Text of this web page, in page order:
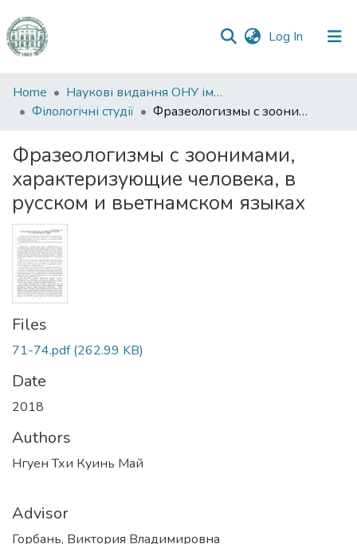
Log In (current)
Communities
&
All of DSpace
Statistics
Home
Наукові видання ОНУ імені І. І. Мечникова
Філологічні студії
Фразеологизмы с зоонимами, характеризующие человека, в русском и вьетнамском языках
Фразеологизмы с зоонимами,
характеризующие человека, в
русском и вьетнамском языках
Files
71-74.pdf(262.99 KB)
Date
2018
Authors
Нгуен Тхи Куинь Май
Advisor
Горбань, Виктория Владимировна